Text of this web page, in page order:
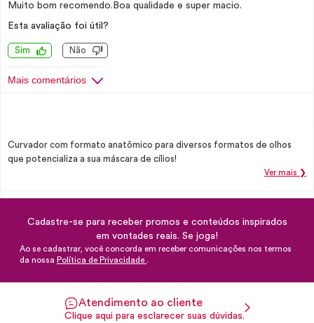
Muito bom recomendo.Boa qualidade e super macio.
Esta avaliação foi útil?
Sim Não
Mais comentários
Curvador com formato anatômico para diversos formatos de olhos
que potencializa a sua máscara de cílios!
Ver mais ❯
Cadastre-se para receber promos e conteúdos inspirados
em vontades reais. Se joga!
Ao se cadastrar, você concorda em receber comunicações nos termos
da nossa Política de Privacidade .
Atendimento ao cliente
Clique aqui para esclarecer suas dúvidas.